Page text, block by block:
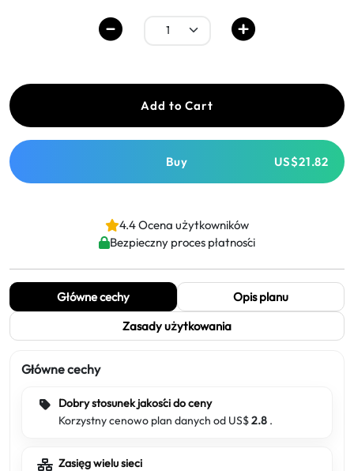
Add to Cart
Buy US$21.82
4.4 Ocena użytkowników
Bezpieczny proces płatności
Główne cechy
Opis planu
Zasady użytkowania
Główne cechy
Dobry stosunek jakości do ceny
Korzystny cenowo plan danych od US$2.8 .
Zasięg wielu sieci